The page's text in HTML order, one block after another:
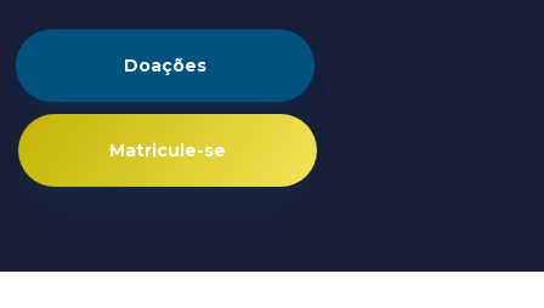
Doações
Matricule-se